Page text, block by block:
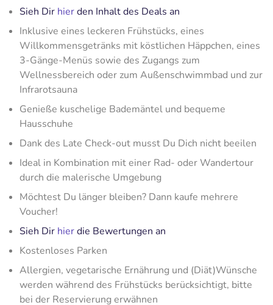
Sieh Dir hierden Inhalt des Deals an
Inklusive eines leckeren Frühstücks, eines
Willkommensgetränks mit köstlichen Häppchen, eines
3-Gänge-Menüs sowie des Zugangs zum
Wellnessbereich oder zum Außenschwimmbad und zur
Infrarotsauna
Genieße kuschelige Bademäntel und bequeme
Hausschuhe
Dank des Late Check-out musst Du Dich nicht beeilen
Ideal in Kombination mit einer Rad- oder Wandertour
durch die malerische Umgebung
Möchtest Du länger bleiben? Dann kaufe mehrere
Voucher!
Sieh Dir hierdie Bewertungen an
Kostenloses Parken
Allergien, vegetarische Ernährung und (Diät)Wünsche
werden während des Frühstücks berücksichtigt, bitte
bei der Reservierung erwähnen